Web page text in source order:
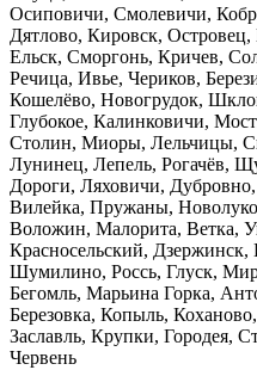
Осиповичи, Смолевичи,
Дятлово, Кировск,
Ельск, Сморгонь, Кричев,
Речица, Ивье, Чериков,
Кошелёво, Новогрудок,
Глубокое, Калинковичи,
Столин, Миоры, Лельчицы,
Лунинец, Лепель, Рогачёв,
Дороги, Ляховичи,
Вилейка, Пружаны,
Воложин, Малорита, Ветка,
Красносельский,
Шумилино, Россь, Глуск,
Бегомль, Марьина Горка,
Березовка, Копыль,
Заславль, Крупки, Городея,
Червень